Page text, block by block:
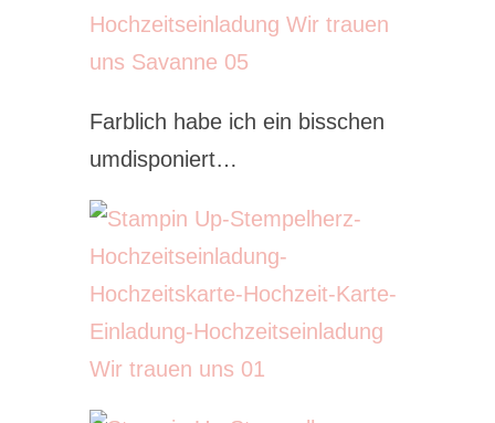
Farblich habe ich ein bisschen
umdisponiert…